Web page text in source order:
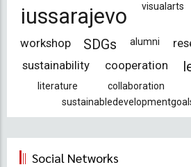
iussarajevo visualarts
workshop SDGs alumni
sustainability cooperation
literature
collaboration
Social Networks